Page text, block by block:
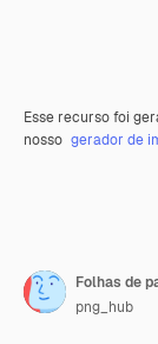
Esse recurso foi
nosso gerador de
png_hub